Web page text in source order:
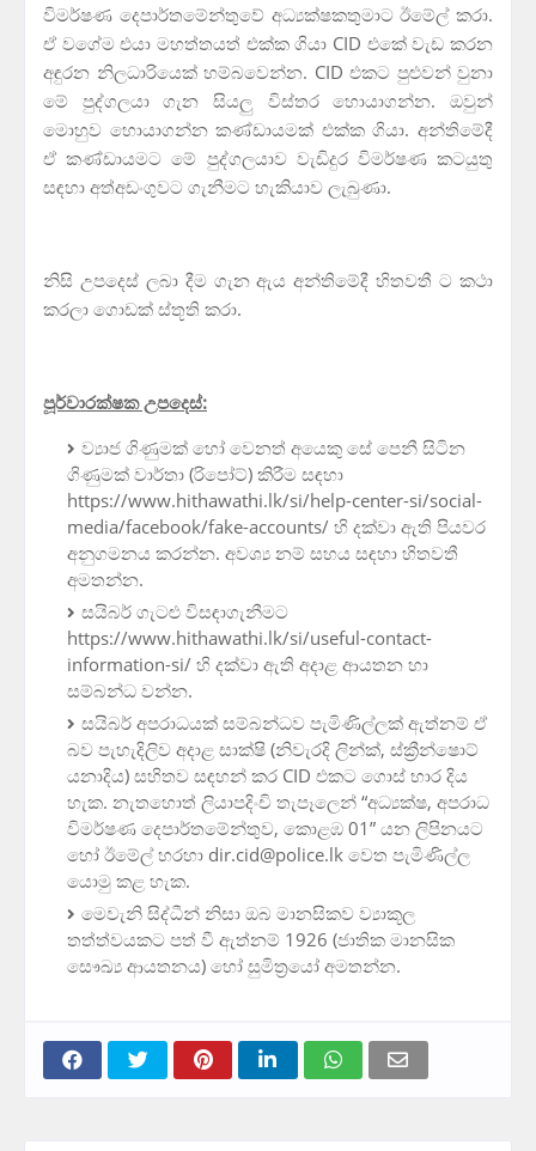
විමර්ෂණ දෙපාර්තමේන්තුවේ අධ්‍යක්ෂකතුමාට ඊමේල් කරා.
ඒ වගේම එයා මහත්තයත් එක්ක ගියා CID එකේ වැඩ කරන
අඳුරන නිලධාරියෙක් හම්බවෙන්න. CID එකට පුළුවන් වුනා
මේ පුද්ගලයා ගැන සියලු විස්තර හොයාගන්න. ඔවුන්
මොහුව හොයාගන්න කණ්ඩායමක් එක්ක ගියා. අන්තිමේදී
ඒ කණ්ඩායමට මේ පුද්ගලයාව වැඩිදුර විමර්ෂණ කටයුතු
සඳහා අත්අඩංගුවට ගැනීමට හැකියාව ලැබුණා.
නිසි උපදෙස් ලබා දීම ගැන ඇය අන්තිමේදී හිතවතී ට කථා
කරලා ගොඩක් ස්තූති කරා.
පූර්වාරක්ෂක උපදෙස්:
ව්‍යාජ ගිණුමක් හෝ වෙනත් අයෙකු සේ පෙනී සිටින
ගිණුමක් වාර්තා (රිපෝට්) කිරීම සඳහා
https://www.hithawathi.lk/si/help-center-si/social-
media/facebook/fake-accounts/ හි දක්වා ඇති පියවර
අනුගමනය කරන්න. අවශ්‍ය නම් සහය සඳහා හිතවතී
අමතන්න.
සයිබර් ගැටළු විසඳාගැනීමට
https://www.hithawathi.lk/si/useful-contact-
information-si/ හි දක්වා ඇති අදාළ ආයතන හා
සම්බන්ධ වන්න.
සයිබර් අපරාධයක් සම්බන්ධව පැමිණිල්ලක් ඇත්නම් ඒ
බව පැහැදිලිව අදාළ සාක්ෂි (නිවැරදි ලින්ක්, ස්ක්‍රීන්ෂොට්
යනාදිය) සහිතව සඳහන් කර CID එකට ගොස් භාර දිය
හැක. නැතහොත් ලියාපදිංචි තැපෑලෙන් “අධ්‍යක්ෂ, අපරාධ
විමර්ෂණ දෙපාර්තමේන්තුව, කොළඹ 01” යන ලිපිනයට
හෝ ඊමේල් හරහා dir.cid@police.lk වෙත පැමිණිල්ල
යොමු කළ හැක.
මෙවැනි සිද්ධීන් නිසා ඔබ මානසිකව ව්‍යාකූල
තත්ත්වයකට පත් වී ඇත්නම් 1926 (ජාතික මානසික
සෞඛ්‍ය ආයතනය) හෝ සුමිත්‍රයෝ අමතන්න.